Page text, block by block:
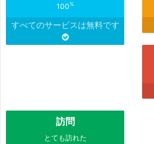
100%
すべてのサービスは無料です
訪問
とても訪れた